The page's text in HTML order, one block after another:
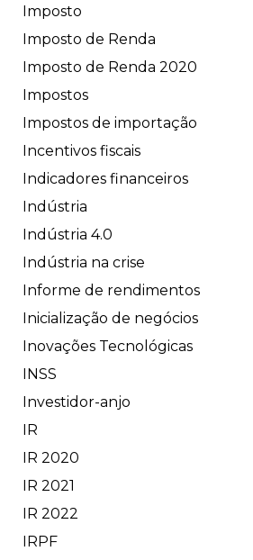
Imposto
Imposto de Renda
Imposto de Renda 2020
Impostos
Impostos de importação
Incentivos fiscais
Indicadores financeiros
Indústria
Indústria 4.0
Indústria na crise
Informe de rendimentos
Inicialização de negócios
Inovações Tecnológicas
INSS
Investidor-anjo
IR
IR 2020
IR 2021
IR 2022
IRPF